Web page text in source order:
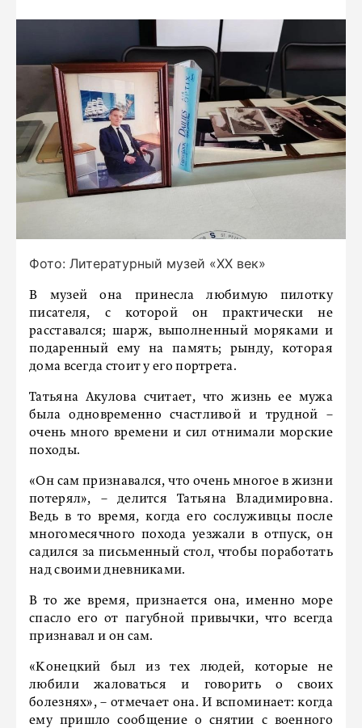
Фото: Литературный музей «ХХ век»
В музей она принесла любимую пилотку
писателя, с которой он практически не
расставался; шарж, выполненный моряками и
подаренный ему на память; рынду, которая
дома всегда стоит у его портрета.
Татьяна Акулова считает, что жизнь ее мужа
была одновременно счастливой и трудной –
очень много времени и сил отнимали морские
походы.
«Он сам признавался, что очень многое в жизни
потерял», – делится Татьяна Владимировна.
Ведь в то время, когда его сослуживцы после
многомесячного похода уезжали в отпуск, он
садился за письменный стол, чтобы поработать
над своими дневниками.
В то же время, признается она, именно море
спасло его от пагубной привычки, что всегда
признавал и он сам.
«Конецкий был из тех людей, которые не
любили жаловаться и говорить о своих
болезнях», – отмечает она. И вспоминает: когда
ему пришло сообщение о снятии с военного